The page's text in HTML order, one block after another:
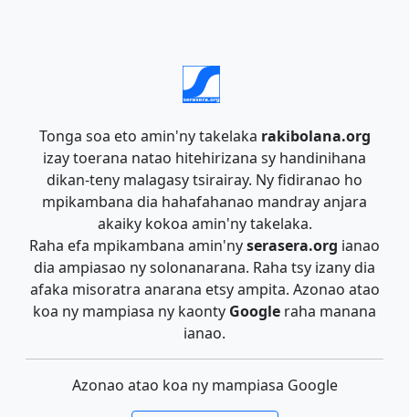
Tonga soa eto amin'ny takelaka rakibolana.org
izay toerana natao hitehirizana sy handinihana
dikan-teny malagasy tsirairay. Ny fidiranao ho
mpikambana dia hahafahanao mandray anjara
akaiky kokoa amin'ny takelaka.
Raha efa mpikambana amin'nyserasera.org ianao
dia ampiasao ny solonanarana. Raha tsy izany dia
afaka misoratra anarana etsy ampita. Azonao atao
koa ny mampiasa ny kaonty Google raha manana
ianao.
Azonao atao koa ny mampiasa Google